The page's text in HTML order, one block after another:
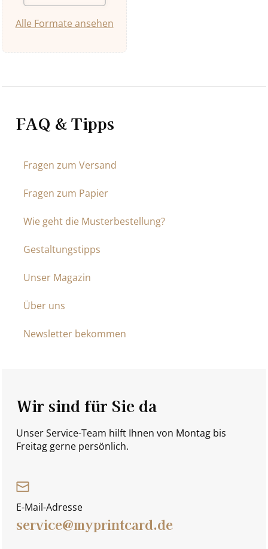
Alle Formate ansehen
FAQ & Tipps
Fragen zum Versand
Fragen zum Papier
Wie geht die Musterbestellung?
Gestaltungstipps
Unser Magazin
Über uns
Newsletter bekommen
Wir sind für Sie da
Unser Service-Team hilft Ihnen von Montag bis
Freitag gerne persönlich.
E-Mail-Adresse
service@myprintcard.de